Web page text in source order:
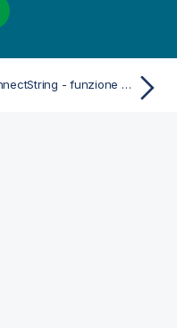
ConnectString - funzione di script